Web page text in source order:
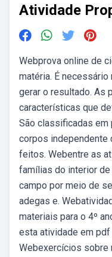
Atividade
Webprova online de
matéria. É
gerar o resultado. As
características que
São classificadas em
corpos independente
feitos. Webentre as
famílias do interior
campo por meio de
adegas e.
materiais para o 4º
esta atividade em pdf
Webexercícios sobre